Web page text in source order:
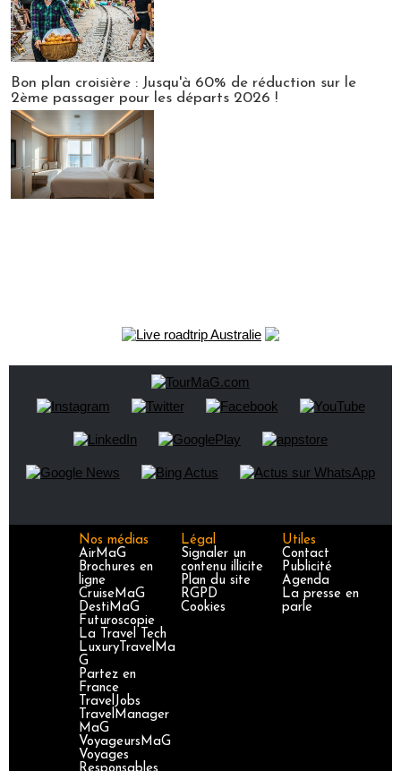
Bon plan croisière : Jusqu'à 60% de réduction sur le
2ème passager pour les départs 2026 !
Nos médias
AirMaG
Brochures en
ligne
CruiseMaG
DestiMaG
Futuroscopie
La Travel Tech
LuxuryTravelMa
G
Partez en
France
TravelJobs
TravelManager
MaG
VoyageursMaG
Voyages
Légal
Signaler un
contenu illicite
Plan du site
RGPD
Cookies
Utiles
Contact
Publicité
Agenda
La presse en
parle